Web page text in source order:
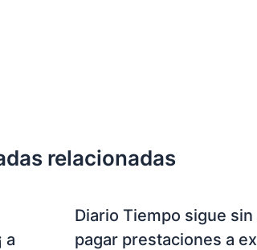
relacionadas
a
Diario Tiempo sigue sin
pagar prestaciones a ex